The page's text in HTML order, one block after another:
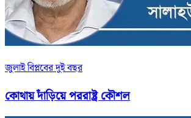
জুলাই বিপ্লবের দুই বছর
কোথায় দাঁড়িয়ে পররাষ্ট্র কৌশল